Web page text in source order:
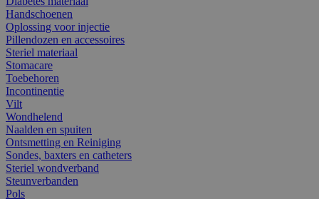
Handschoenen
Oplossing voor injectie
Pillendozen en accessoires
Steriel materiaal
Stomacare
Toebehoren
Incontinentie
Vilt
Wondhelend
Naalden en spuiten
Ontsmetting en Reiniging
Sondes, baxters en catheters
Steriel wondverband
Steunverbanden
Pols